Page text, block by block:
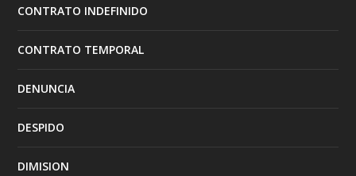
CONTRATO INDEFINIDO
CONTRATO TEMPORAL
DENUNCIA
DESPIDO
DIMISION